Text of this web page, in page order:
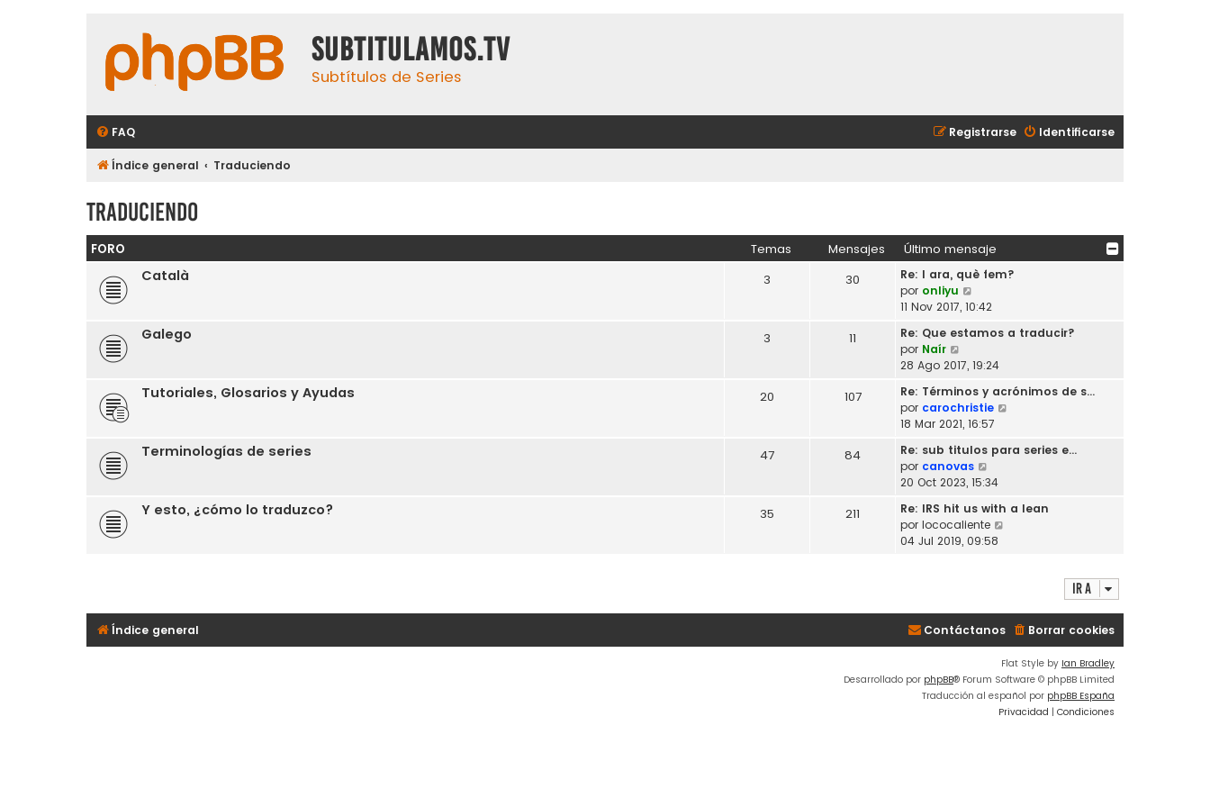
subtitulamos.tv
Subtítulos de Series
FAQ Identificarse
Registrarse
Índice general Traduciendo
Traduciendo
FORO Temas Mensajes Último mensaje
Català 3 30
Re: I ara, què fem?
por onliyu
e
ú
t
i
m
o
e
n
s
j
e
11 Nov 2017, 10:42
Galego 3 11
Re: Que estamos a traducir?
por Naír
e
ú
l
t
i
m
o
e
n
s
28 Ago 2017, 19:24
Tutoriales, Glosarios y Ayudas 20 107
Re: Términos y acrónimos de s…
por carochristie
ú
a
e
18 Mar 2021, 16:57
Terminologías de series 47 84
Re: sub titulos para series e…
por canovas
e
ú
l
t
m
e
n
a
j
20 Oct 2023, 15:34
Y esto, ¿cómo lo traduzco? 35 211
Re: IRS hit us with a lean
por lococaliente
m
m
e
n
s
04 Jul 2019, 09:58
Ir a
Índice general Borrar cookies
Contáctanos
Flat Style by Ian Bradley
Desarrollado por phpBB® Forum Software © phpBB Limited
Traducción al español por phpBB España
Privacidad | Condiciones